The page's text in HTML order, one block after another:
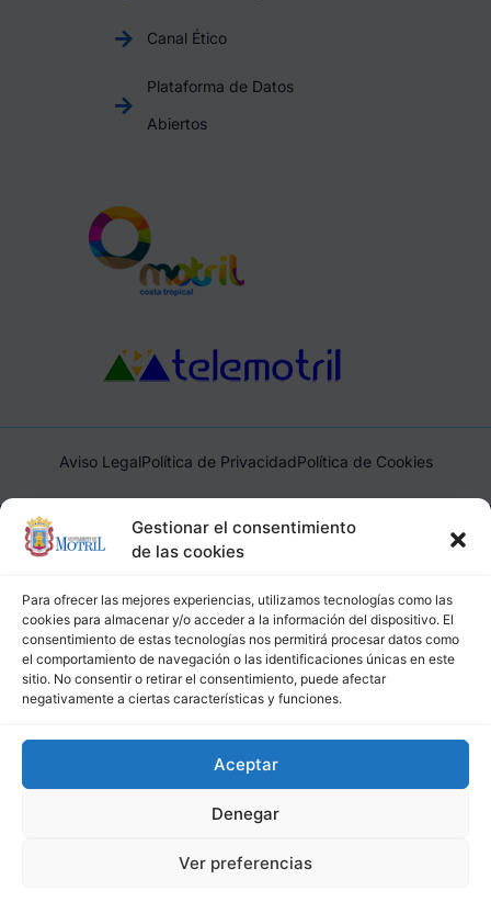
Gestionar el consentimiento
de las cookies
Para ofrecer las mejores experiencias, utilizamos tecnologías como las
cookies para almacenar y/o acceder a la información del dispositivo. El
consentimiento de estas tecnologías nos permitirá procesar datos como
el comportamiento de navegación o las identificaciones únicas en este
sitio. No consentir o retirar el consentimiento, puede afectar
negativamente a ciertas características y funciones.
Aceptar
Denegar
Ver preferencias
Canal Ético
Plataforma de Datos
Abiertos
Aviso LegalPolítica de PrivacidadPolítica de Cookies
Ayuntamiento de Motril, Plaza de España, 1, 18600, Motril,
(Granada), CIF: P1814200J, DIR3: L01181400